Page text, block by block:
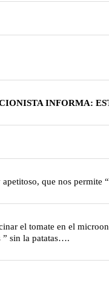
INFORMA:
que nos
el tomate en el
” sin la patatas….